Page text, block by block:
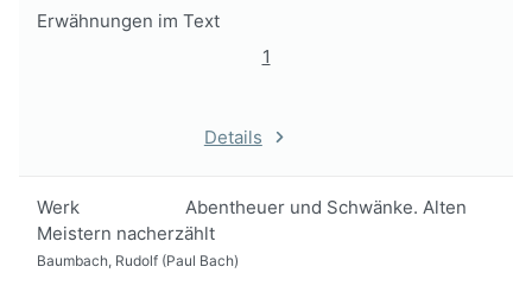
Erwähnungen im Text
1
Details
Werk
Abentheuer und Schwänke. Alten
Meistern nacherzählt
Baumbach, Rudolf (Paul Bach)